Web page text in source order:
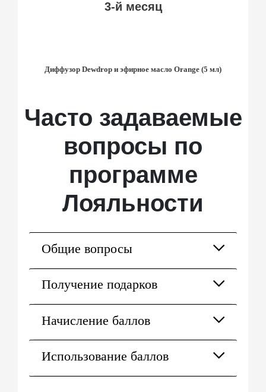
6-й месяц
Футляр для масел YL и эфирное масло Young Living
Часто задаваемые
вопросы по
программе
Лояльности
Общие вопросы
Получение подарков
Начисление баллов
Использование баллов